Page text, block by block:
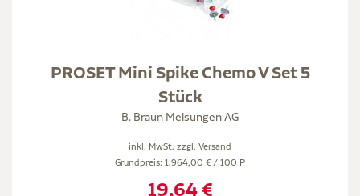
PROSET Mini Spike Chemo V Set 5
Stück
B. Braun Melsungen AG
inkl. MwSt. zzgl. Versand
Grundpreis: 1.964,00 € / 100 P
19,64 €